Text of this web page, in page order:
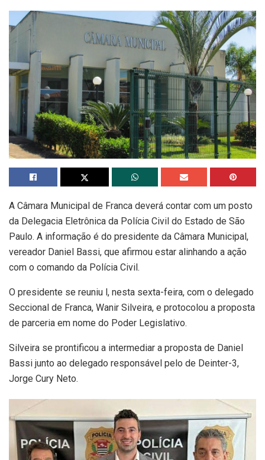
A Câmara Municipal de Franca deverá contar com um posto
da Delegacia Eletrônica da Polícia Civil do Estado de São
Paulo. A informação é do presidente da Câmara Municipal,
vereador Daniel Bassi, que afirmou estar alinhando a ação
com o comando da Polícia Civil.
O presidente se reuniu l, nesta sexta-feira, com o delegado
Seccional de Franca, Wanir Silveira, e protocolou a proposta
de parceria em nome do Poder Legislativo.
Silveira se prontificou a intermediar a proposta de Daniel
Bassi junto ao delegado responsável pelo de Deinter-3,
Jorge Cury Neto.